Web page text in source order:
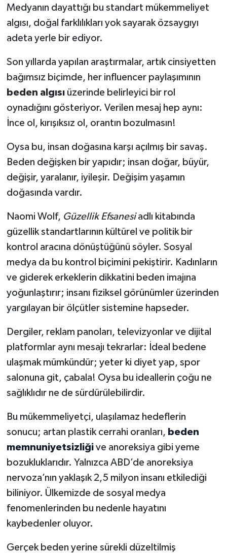
Medyanın dayattığı bu standart mükemmeliyet
algısı, doğal farklılıkları yok sayarak özsaygıyı
adeta yerle bir ediyor.
Son yıllarda yapılan araştırmalar, artık cinsiyetten
bağımsız biçimde, her influencer paylaşımının
beden algısıüzerinde belirleyici bir rol
oynadığını gösteriyor. Verilen mesaj hep aynı:
İnce ol, kırışıksız ol, orantın bozulmasın!
Oysa bu, insan doğasına karşı açılmış bir savaş.
Beden değişken bir yapıdır; insan doğar, büyür,
değişir, yaralanır, iyileşir. Değişim yaşamın
doğasında vardır.
Naomi Wolf, Güzellik Efsanesiadlı kitabında
güzellik standartlarının kültürel ve politik bir
kontrol aracına dönüştüğünü söyler. Sosyal
medya da bu kontrol biçimini pekiştirir. Kadınların
ve giderek erkeklerin dikkatini beden imajına
yoğunlaştırır; insanı fiziksel görünümler üzerinden
yargılayan bir ölçütler sistemine hapseder.
Dergiler, reklam panoları, televizyonlar ve dijital
platformlar aynı mesajı tekrarlar: İdeal bedene
ulaşmak mümkündür; yeter ki diyet yap, spor
salonuna git, çabala! Oysa bu ideallerin çoğu ne
sağlıklıdır ne de sürdürülebilirdir.
Bu mükemmeliyetçi, ulaşılamaz hedeflerin
sonucu; artan plastik cerrahi oranları, beden
memnuniyetsizliğive anoreksiya gibi yeme
bozukluklarıdır. Yalnızca ABD’de anoreksiya
nervoza’nın yaklaşık 2,5 milyon insanı etkilediği
biliniyor. Ülkemizde de sosyal medya
fenomenlerinden bu nedenle hayatını
kaybedenler oluyor.
Gerçek beden yerine sürekli düzeltilmiş